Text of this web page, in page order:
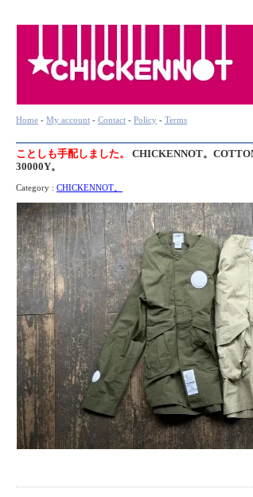
Home - My account - Contact - Policy - Terms
ことしも手配しました。
CHICKENNOT。
30000Y。
Category : CHICKENNOT。